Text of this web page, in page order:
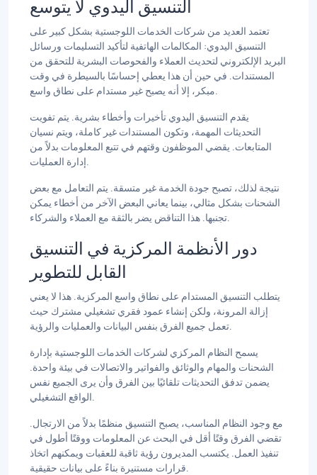
التنسيق اليدوي لا يتوسع
تعتمد العديد من شركات الخدمات اللوجستية بشكل كبير على
التنسيق اليدوي: المكالمات الهاتفية لتأكيد التسليمات ورسائل
البريد الإلكتروني لتحديث العملاء والفحوصات البشرية للتحقق من
المستندات. في حين أن هذا يعطي إحساسًا بالسيطرة في وقت
مبكر، إلا أنه يصبح غير مستدام على نطاق واسع.
يقدم التنسيق اليدوي تأخيرات وأخطاء بشرية. يتم تفويت
التحديثات المهمة، وتكون المستندات غير كاملة، ويتم نسيان
المتابعات. يقضي الموظفون وقتهم في تتبع المعلومات بدلاً من
إدارة العمليات.
نتيجة لذلك، تصبح جودة الخدمة غير متسقة. يتم التعامل مع بعض
الشحنات بشكل مثالي، بينما يعاني البعض الآخر من أخطاء يمكن
تجنبها. هذا التناقض يضر بالثقة مع العملاء والشركاء.
دور الأنظمة المركزية في التنسيق
القابل للتطوير
يتطلب التنسيق المستدام على نطاق واسع المركزية. هذا لا يعني
إزالة المرونة، ولكن إنشاء عمود فقري تشغيلي مشترك حيث
تعمل جميع الفرق بنفس البيانات والعمليات والرؤية.
يسمح النظام المركزي لشركات الخدمات اللوجستية بإدارة
الشحنات والمهام والوثائق والفواتير والاتصالات في بيئة واحدة.
يضمن تدفق التحديثات تلقائيًا بين الفرق وأن يرى الجميع نفس
الواقع التشغيلي.
مع وجود النظام المناسب، يصبح التنسيق منظمًا بدلاً من الارتجال.
تقضي الفرق وقتًا أقل في البحث عن المعلومات ووقتًا أطول في
تنفيذ العمل. يكتسب المديرون رؤية ثاقبة للعقبات ويمكنهم اتخاذ
قرارات مستنيرة بناءً على بيانات حقيقية.